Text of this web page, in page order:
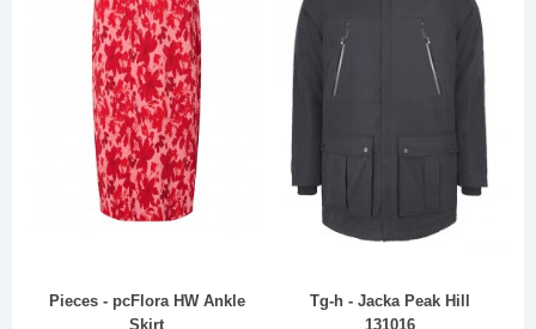
Pieces - pcFlora HW Ankle
Skirt
Tg-h - Jacka Peak Hill
131016